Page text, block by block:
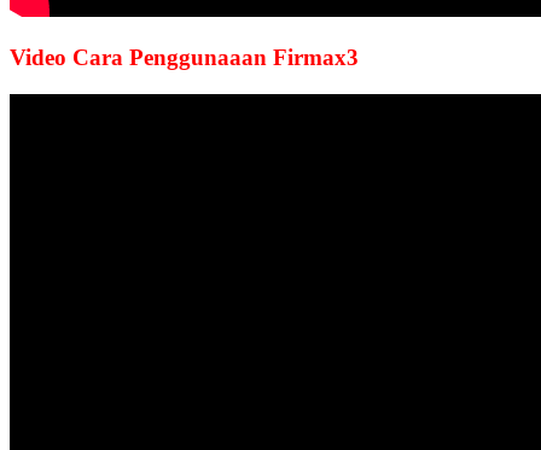
Video Cara Penggunaaan Firmax3